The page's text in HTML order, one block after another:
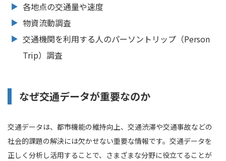
各地点の交通量や速度
物資流動調査
交通機関を利用する人のパーソントリップ（Person
Trip）調査
なぜ交通データが重要なのか
交通データは、都市機能の維持向上、交通渋滞や交通事故などの
社会的課題の解決には欠かせない重要な情報です。交通データを
正しく分析し活用することで、さまざまな分野に役立てることが